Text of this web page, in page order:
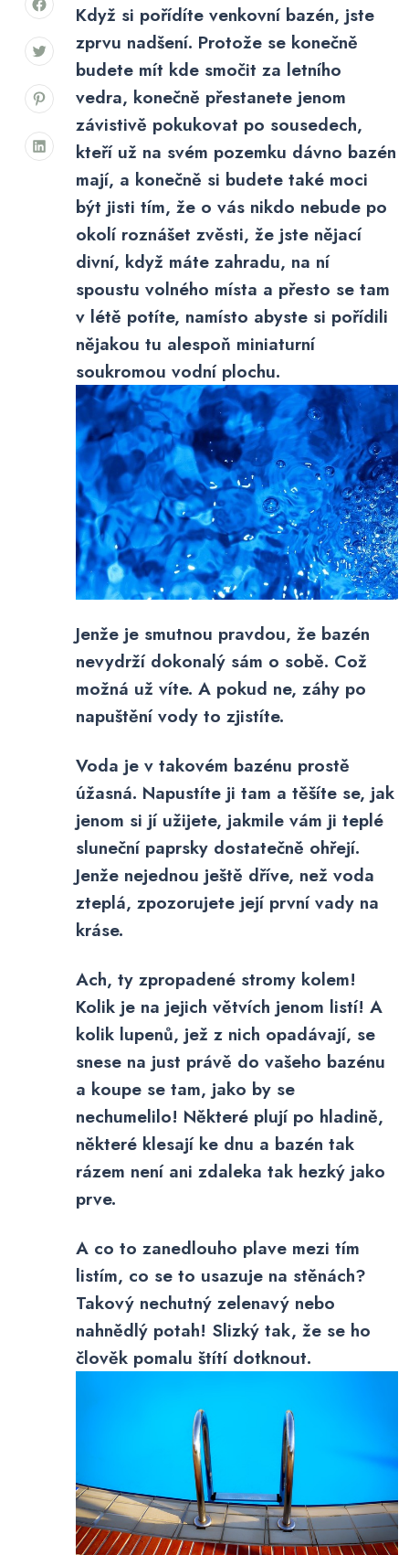
Když si pořídíte venkovní bazén, jste
zprvu nadšení. Protože se konečně
budete mít kde smočit za letního
vedra, konečně přestanete jenom
závistivě pokukovat po sousedech,
kteří už na svém pozemku dávno bazén
mají, a konečně si budete také moci
být jisti tím, že o vás nikdo nebude po
okolí roznášet zvěsti, že jste nějací
divní, když máte zahradu, na ní
spoustu volného místa a přesto se tam
v létě potíte, namísto abyste si pořídili
nějakou tu alespoň miniaturní
soukromou vodní plochu.
Jenže je smutnou pravdou, že bazén
nevydrží dokonalý sám o sobě. Což
možná už víte. A pokud ne, záhy po
napuštění vody to zjistíte.
Voda je v takovém bazénu prostě
úžasná. Napustíte ji tam a těšíte se, jak
jenom si jí užijete, jakmile vám ji teplé
sluneční paprsky dostatečně ohřejí.
Jenže nejednou ještě dříve, než voda
zteplá, zpozorujete její první vady na
kráse.
Ach, ty zpropadené stromy kolem!
Kolik je na jejich větvích jenom listí! A
kolik lupenů, jež z nich opadávají, se
snese na just právě do vašeho bazénu
a koupe se tam, jako by se
nechumelilo! Některé plují po hladině,
některé klesají ke dnu a bazén tak
rázem není ani zdaleka tak hezký jako
prve.
A co to zanedlouho plave mezi tím
listím, co se to usazuje na stěnách?
Takový nechutný zelenavý nebo
nahnědlý potah! Slizký tak, že se ho
člověk pomalu štítí dotknout.